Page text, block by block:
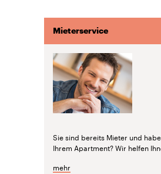
Mieterservice
Sie sind bereits Mieter und
Ihrem Apartment? Wir helfen
mehr